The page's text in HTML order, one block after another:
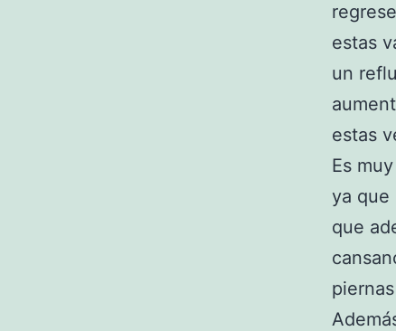
estas
un
estas
Es
ya que
que